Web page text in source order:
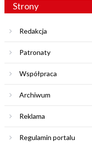
Strony
Redakcja
Patronaty
Współpraca
Archiwum
Reklama
Regulamin portalu